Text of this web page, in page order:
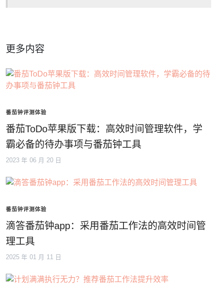
更多内容
番茄钟评测体验
番茄ToDo苹果版下载：高效时间管理软件，学
霸必备的待办事项与番茄钟工具
2023 年 06 月 20 日
番茄钟评测体验
滴答番茄钟app：采用番茄工作法的高效时间管
理工具
2025 年 01 月 11 日